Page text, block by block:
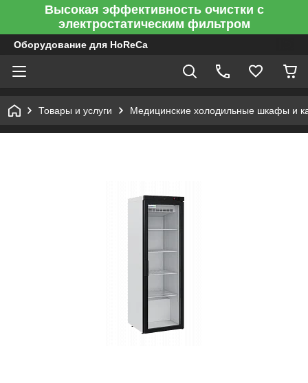
Высокая эффективность очистки с
электростатическим фильтром
Оборудование для HoReCa
Товары и услуги Медицинские холодильные шкафы и